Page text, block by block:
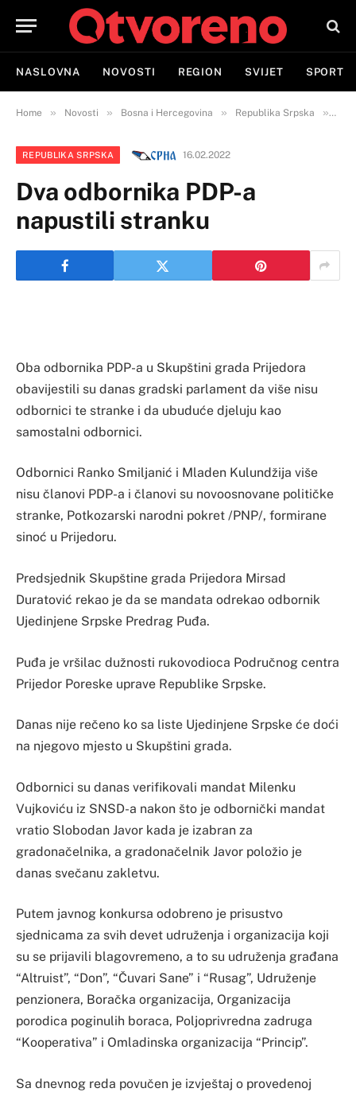
NASLOVNA NOVOSTI REGION SVIJET SPORT
Home » Novosti » Bosna i Hercegovina » Republika Srpska »
REPUBLIKA SRPSKA 16.02.2022
Dva odbornika PDP-a
napustili stranku
Oba odbornika PDP-a u Skupštini grada Prijedora
obavijestili su danas gradski parlament da više nisu
odbornici te stranke i da ubuduće djeluju kao
samostalni odbornici.
Odbornici Ranko Smiljanić i Mladen Kulundžija više
nisu članovi PDP-a i članovi su novoosnovane političke
stranke, Potkozarski narodni pokret /PNP/, formirane
sinoć u Prijedoru.
Predsjednik Skupštine grada Prijedora Mirsad
Duratović rekao je da se mandata odrekao odbornik
Ujedinjene Srpske Predrag Puđa.
Puđa je vršilac dužnosti rukovodioca Područnog centra
Prijedor Poreske uprave Republike Srpske.
Danas nije rečeno ko sa liste Ujedinjene Srpske će doći
na njegovo mjesto u Skupštini grada.
Odbornici su danas verifikovali mandat Milenku
Vujkoviću iz SNSD-a nakon što je odbornički mandat
vratio Slobodan Javor kada je izabran za
gradonačelnika, a gradonačelnik Javor položio je
danas svečanu zakletvu.
Putem javnog konkursa odobreno je prisustvo
sjednicama za svih devet udruženja i organizacija koji
su se prijavili blagovremeno, a to su udruženja građana
“Altruist”, “Don”, “Čuvari Sane” i “Rusag”, Udruženje
penzionera, Boračka organizacija, Organizacija
porodica poginulih boraca, Poljoprivredna zadruga
“Kooperativa” i Omladinska organizacija “Princip”.
Sa dnevnog reda povučen je izvještaj o provedenoj